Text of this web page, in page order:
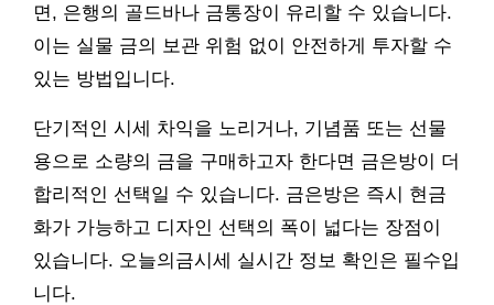
면, 은행의 골드바나 금통장이 유리할 수 있습니다.
이는 실물 금의 보관 위험 없이 안전하게 투자할 수
있는 방법입니다.
단기적인 시세 차익을 노리거나, 기념품 또는 선물
용으로 소량의 금을 구매하고자 한다면 금은방이 더
합리적인 선택일 수 있습니다. 금은방은 즉시 현금
화가 가능하고 디자인 선택의 폭이 넓다는 장점이
있습니다. 오늘의금시세 실시간 정보 확인은 필수입
니다.